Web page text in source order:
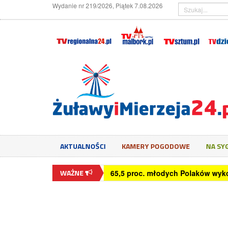
Wydanie nr 219/2026, Piątek 7.08.2026
AKTUALNOŚCI KAMERY POGODOWE NA
WAŻNE Czym jest exit interview?